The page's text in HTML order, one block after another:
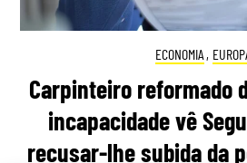
ECONOMIA ,
Carpinteiro reformado
incapacidade vê
recusar-lhe subida da